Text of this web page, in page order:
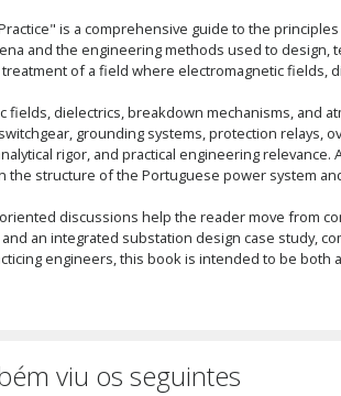
is a comprehensive guide to the
and the engineering methods used to design,
of a field where electromagnetic
dielectrics, breakdown mechanisms, and
grounding systems, protection
rigor, and practical engineering
structure of the Portuguese power system
discussions help the reader move from
an integrated substation design case study,
engineers, this book is intended to be both
viu os seguintes